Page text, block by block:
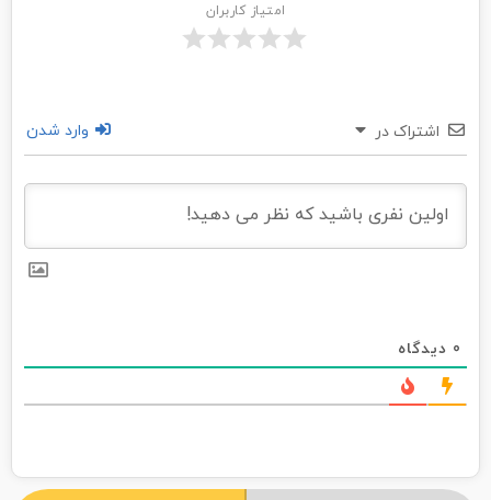
امتیاز کاربران
اشتراک در وارد شدن
0 دیدگاه